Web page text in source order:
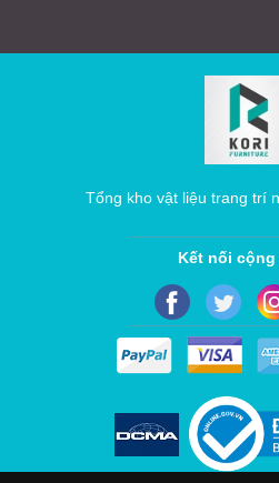
Tổng kho vật liệu trang trí
Kết nối